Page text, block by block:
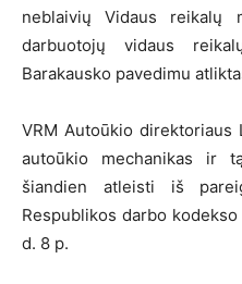
neblaivių Vidaus reikalų
darbuotojų vidaus
Barakausko pavedimu
VRM Autoūkio direktoriaus
autoūkio mechanikas ir
šiandien atleisti iš
Respublikos darbo
d. 8 p.